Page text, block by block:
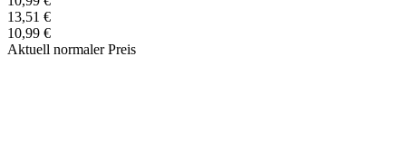
13,51 €
10,99 €
Aktuell normaler Preis